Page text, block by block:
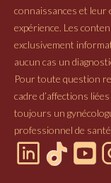
connaissances et leur
expérience. Les
exclusivement
aucun cas un
Pour toute question
cadre d’affections
toujours un
professionnel de